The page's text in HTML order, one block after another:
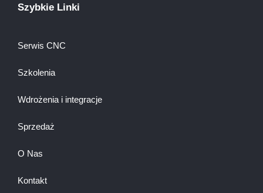
Szybkie Linki
Serwis CNC
Szkolenia
Wdrożenia i integracje
Sprzedaż
O Nas
Kontakt